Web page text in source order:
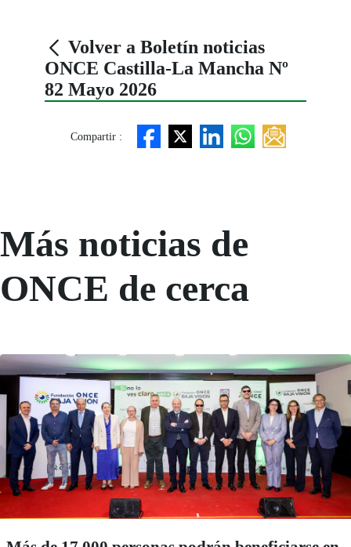
Volver a Boletín noticias
ONCE Castilla-La Mancha Nº
82 Mayo 2026
Compartir :
Más noticias de
ONCE de cerca